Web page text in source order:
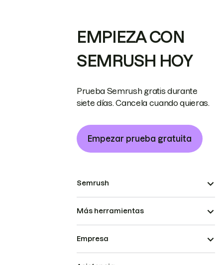
EMPIEZA CON
SEMRUSH HOY
Prueba Semrush gratis durante
siete días. Cancela cuando quieras.
Empezar prueba gratuita
Semrush
Más herramientas
Empresa